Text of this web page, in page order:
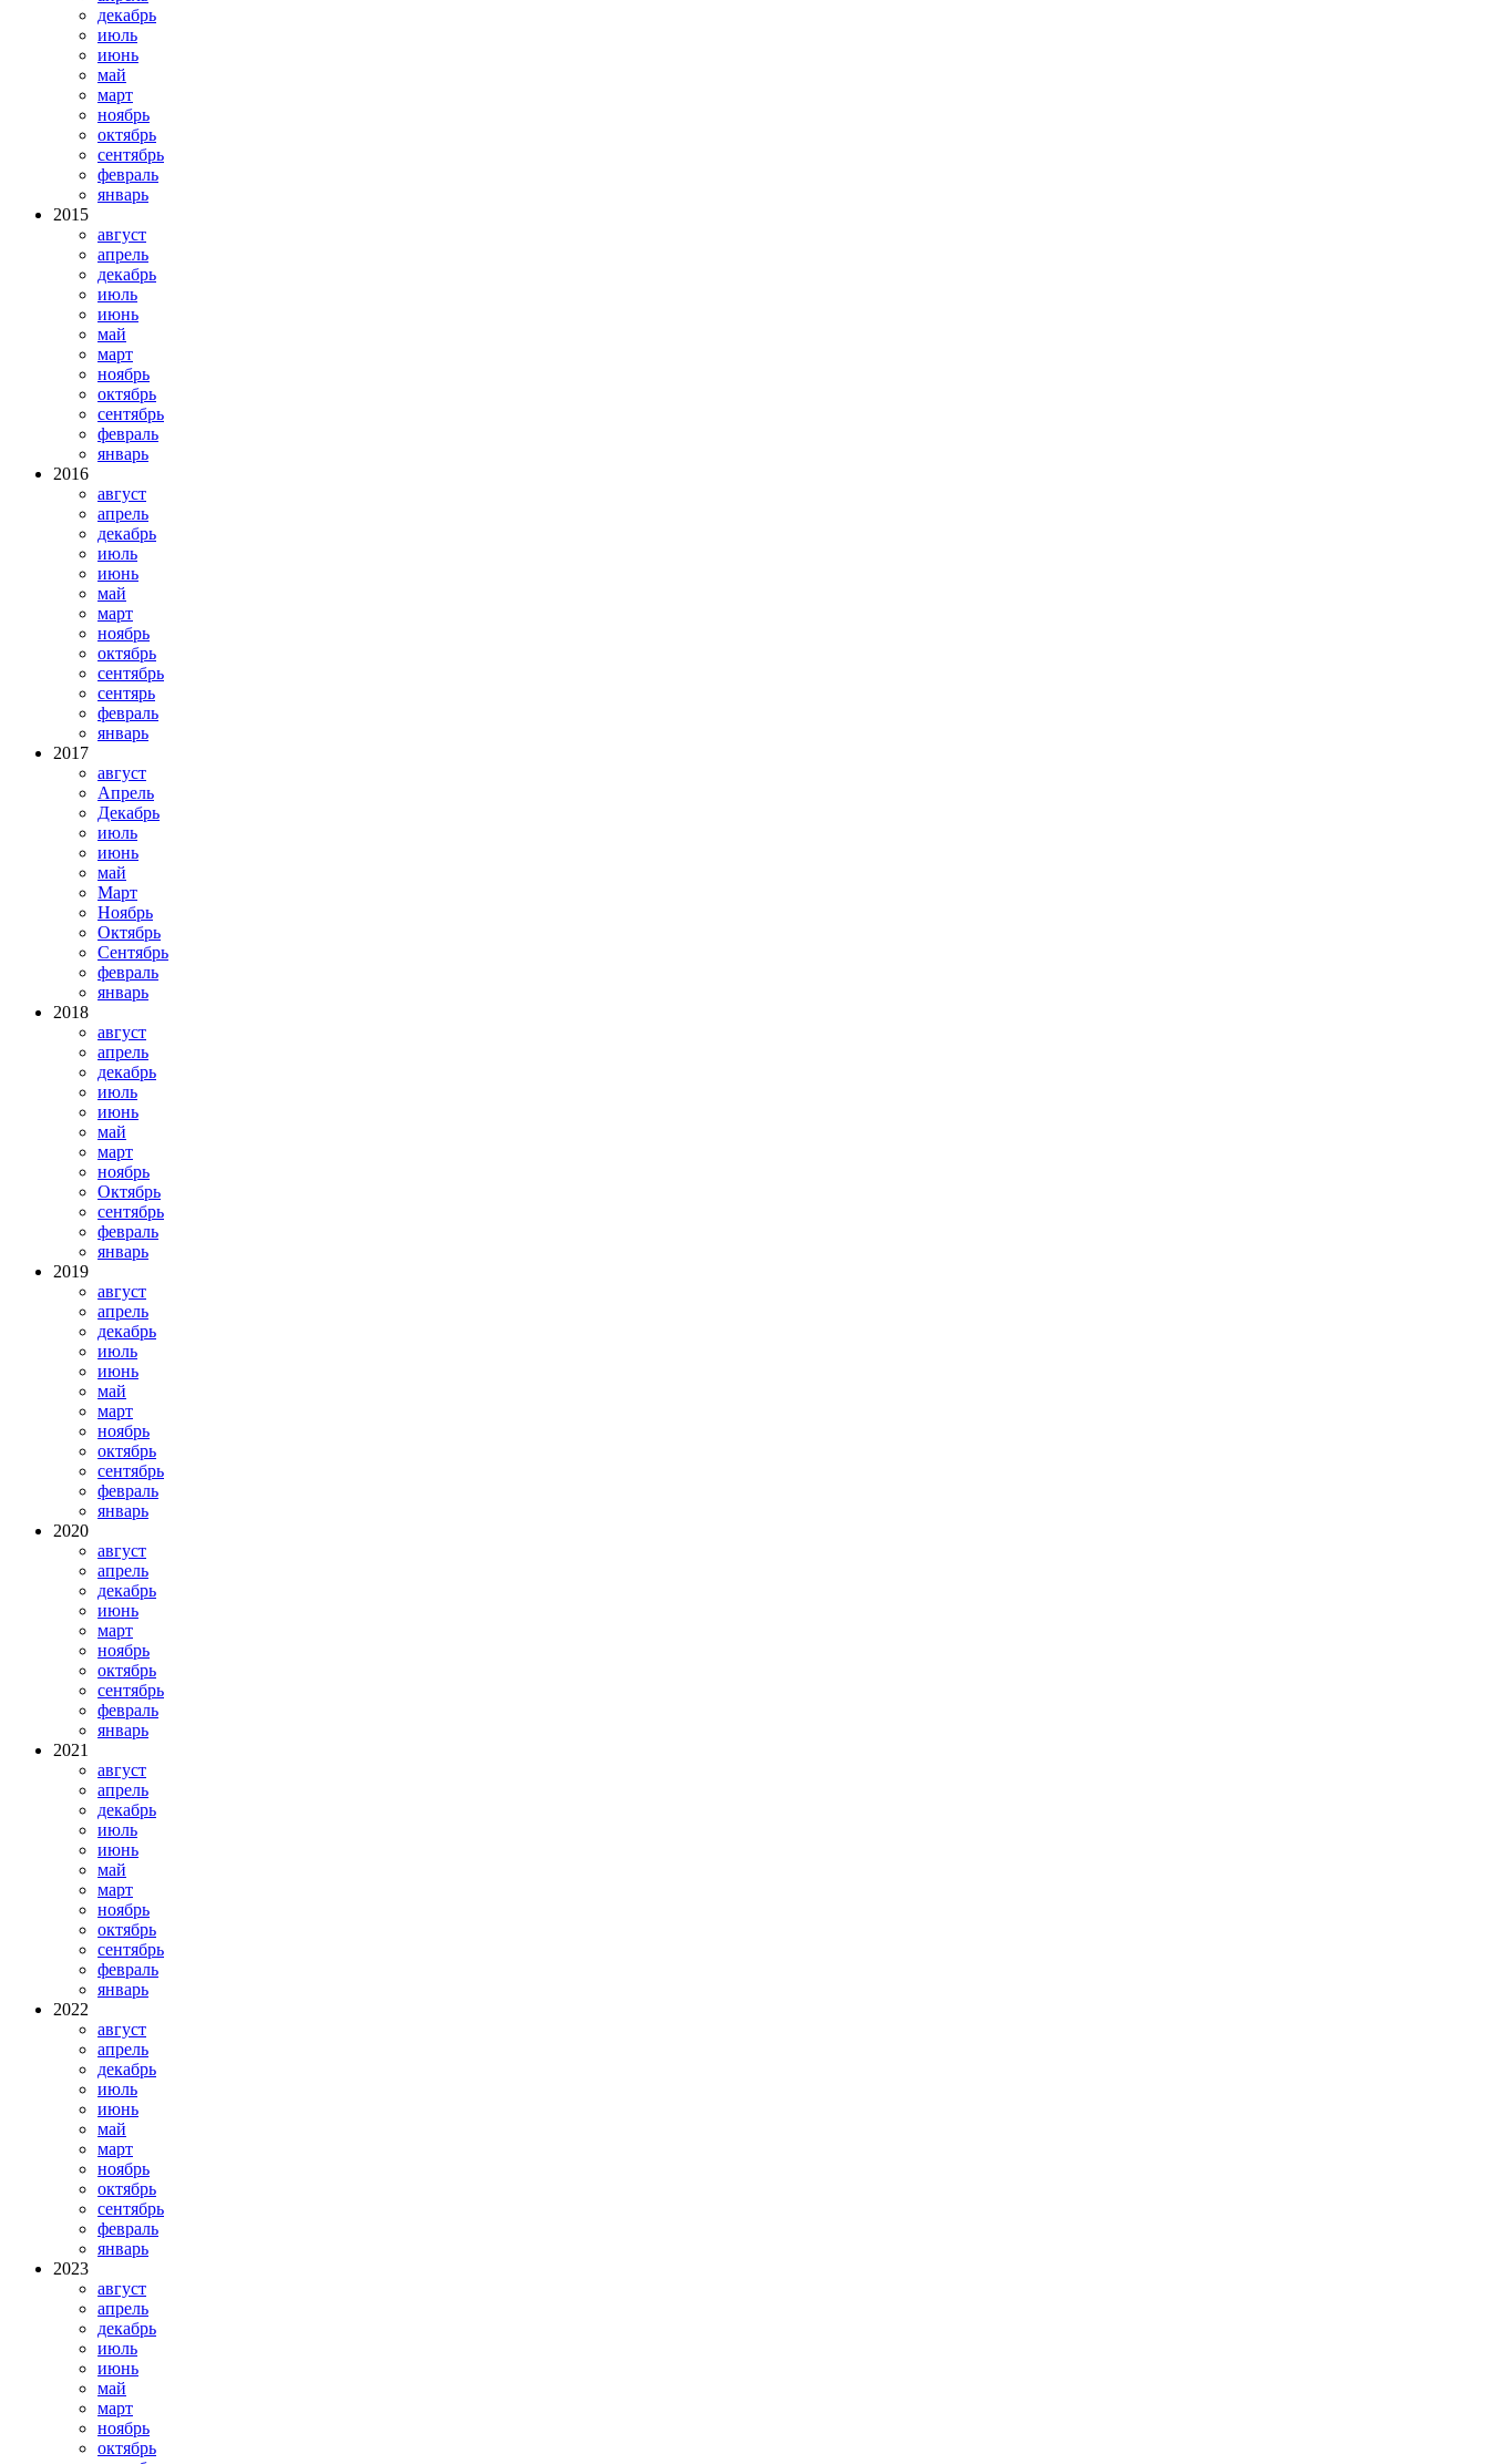
декабрь
июль
июнь
май
март
ноябрь
октябрь
сентябрь
февраль
январь
2015
август
апрель
декабрь
июль
июнь
май
март
ноябрь
октябрь
сентябрь
февраль
январь
2016
август
апрель
декабрь
июль
июнь
май
март
ноябрь
октябрь
сентябрь
сентярь
февраль
январь
2017
август
Апрель
Декабрь
июль
июнь
май
Март
Ноябрь
Октябрь
Сентябрь
февраль
январь
2018
август
апрель
декабрь
июль
июнь
май
март
ноябрь
Октябрь
сентябрь
февраль
январь
2019
август
апрель
декабрь
июль
июнь
май
март
ноябрь
октябрь
сентябрь
февраль
январь
2020
август
апрель
декабрь
июнь
март
ноябрь
октябрь
сентябрь
февраль
январь
2021
август
апрель
декабрь
июль
июнь
май
март
ноябрь
октябрь
сентябрь
февраль
январь
2022
август
апрель
декабрь
июль
июнь
май
март
ноябрь
октябрь
сентябрь
февраль
январь
2023
август
апрель
декабрь
июль
июнь
май
март
ноябрь
октябрь